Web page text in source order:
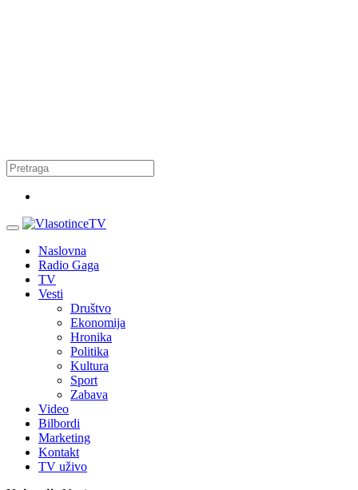
Naslovna
Radio Gaga
TV
Vesti
Društvo
Ekonomija
Hronika
Politika
Kultura
Sport
Zabava
Video
Bilbordi
Marketing
Kontakt
TV uživo